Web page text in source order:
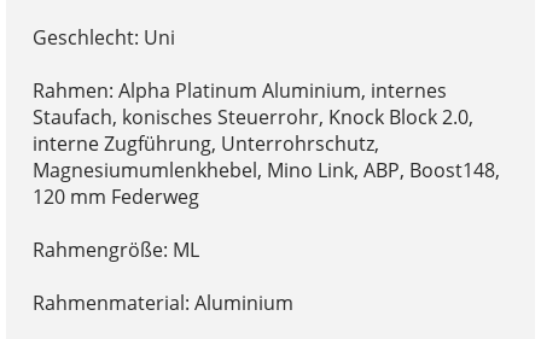
Geschlecht: Uni
Rahmen: Alpha Platinum Aluminium, internes
Staufach, konisches Steuerrohr, Knock Block 2.0,
interne Zugführung, Unterrohrschutz,
Magnesiumumlenkhebel, Mino Link, ABP, Boost148,
120 mm Federweg
Rahmengröße: ML
Rahmenmaterial: Aluminium